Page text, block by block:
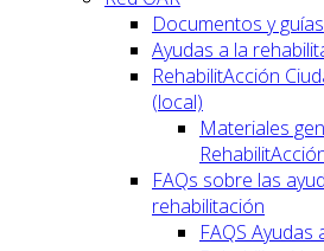
Documentos y guías
Ayudas a la
RehabilitAcción
(local)
Materiales
FAQs sobre las
rehabilitación
FAQS Ayudas